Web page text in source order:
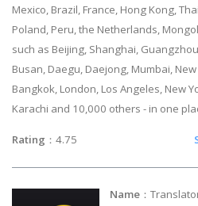
Mexico, Brazil, France, Hong Kong,
Poland, Peru, the Netherlands,
such as Beijing, Shanghai,
Busan, Daegu, Daejong, Mumbai,
Bangkok, London, Los Angeles, New
Karachi and 10,000 others - in one
Rating ：4.75
Name ：